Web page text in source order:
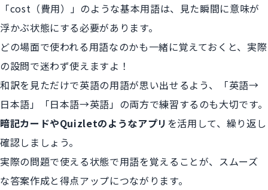
「cost（費用）」のような基本用語は、見た瞬間に意味が
浮かぶ状態にする必要があります。
どの場面で使われる用語なのかも一緒に覚えておくと、実際
の設問で迷わず使えますよ！
和訳を見ただけで英語の用語が思い出せるよう、「英語→
日本語」「日本語→英語」の両方で練習するのも大切です。
暗記カードやQuizletのようなアプリ を活用して、繰り返し
確認しましょう。
実際の問題で使える状態で用語を覚えることが、スムーズ
な答案作成と得点アップにつながります。